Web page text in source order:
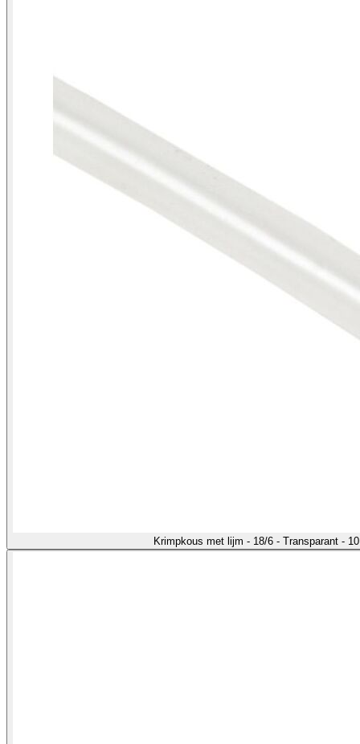
Krimpkous met lijm - 18/6 - Transparant -